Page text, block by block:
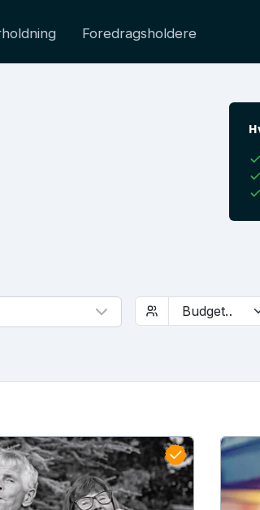
Foredragsholdere